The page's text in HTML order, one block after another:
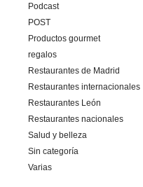
Podcast
POST
Productos gourmet
regalos
Restaurantes de Madrid
Restaurantes internacionales
Restaurantes León
Restaurantes nacionales
Salud y belleza
Sin categoría
Varias